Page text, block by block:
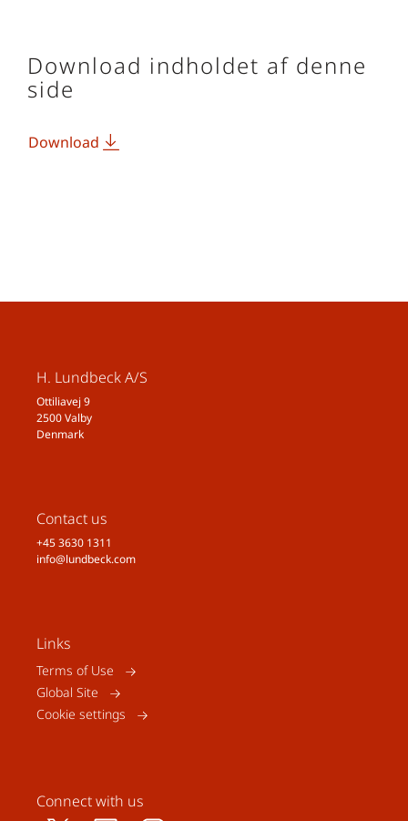
Download indholdet af denne
side
Download
H. Lundbeck A/S
Ottiliavej 9
2500 Valby
Denmark
Contact us
+45 3630 1311
info@lundbeck.com
Links
Terms of Use
Global Site
Cookie settings
Connect with us